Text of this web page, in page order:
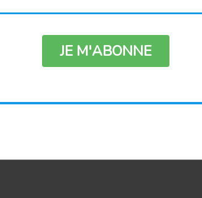
JE M'ABONNE